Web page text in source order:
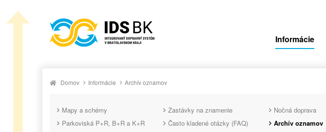
Informácie
Domov Informácie Archív oznamov
Mapy a schémy Zastávky na znamenie Nočná doprava
Parkoviská P+R, B+R a K+R
Často kladené otázky (FAQ) Archív oznamov